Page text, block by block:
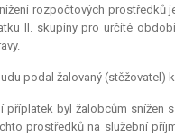
rozpočtových prostředků
II. skupiny pro určité
podal žalovaný (stěžovatel)
příplatek byl žalobcům
prostředků na služební